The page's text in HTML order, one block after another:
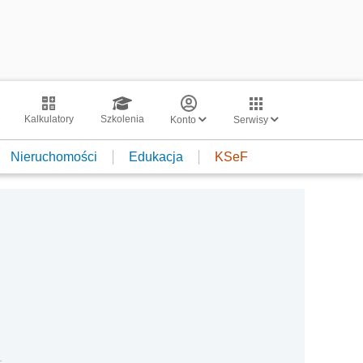
Kalkulatory Szkolenia Konto Serwisy
Nieruchomości Edukacja KSeF